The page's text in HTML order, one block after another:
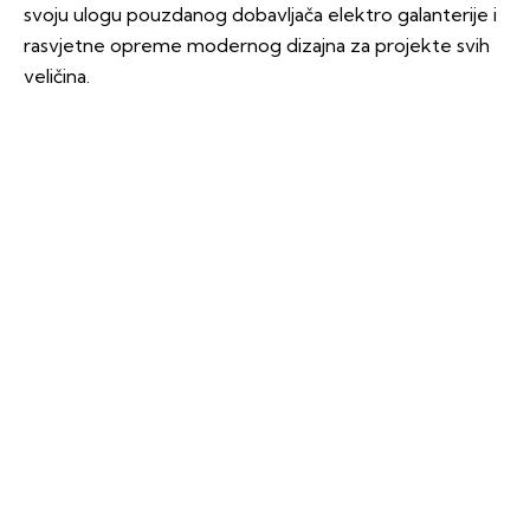
svoju ulogu pouzdanog dobavljača elektro galanterije i
rasvjetne opreme modernog dizajna za projekte svih
veličina.